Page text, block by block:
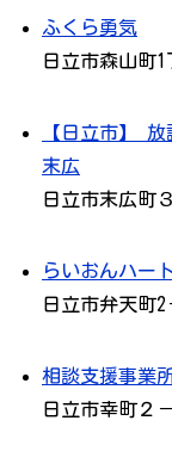
ふくら勇気
日立市森山町1
【日立市】
末広
日立市末広町
らいおんハー
日立市弁天町2
相談支援事業
日立市幸町２